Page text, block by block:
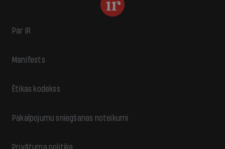
Par IR
Manifests
Ētikas kodekss
Pakalpojumu sniegšanas noteikumi
Privātuma politika